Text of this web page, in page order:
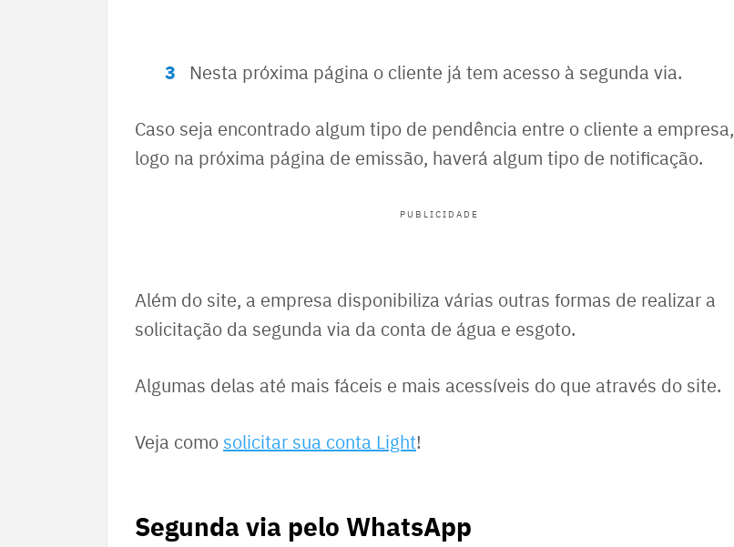
Nesta próxima página o cliente já tem acesso à segunda via.
Caso seja encontrado algum tipo de pendência entre o cliente a empresa,
logo na próxima página de emissão, haverá algum tipo de notificação.
PUBLICIDADE
Além do site, a empresa disponibiliza várias outras formas de realizar a
solicitação da segunda via da conta de água e esgoto.
Algumas delas até mais fáceis e mais acessíveis do que através do site.
Veja como solicitar sua conta Light!
Segunda via pelo WhatsApp